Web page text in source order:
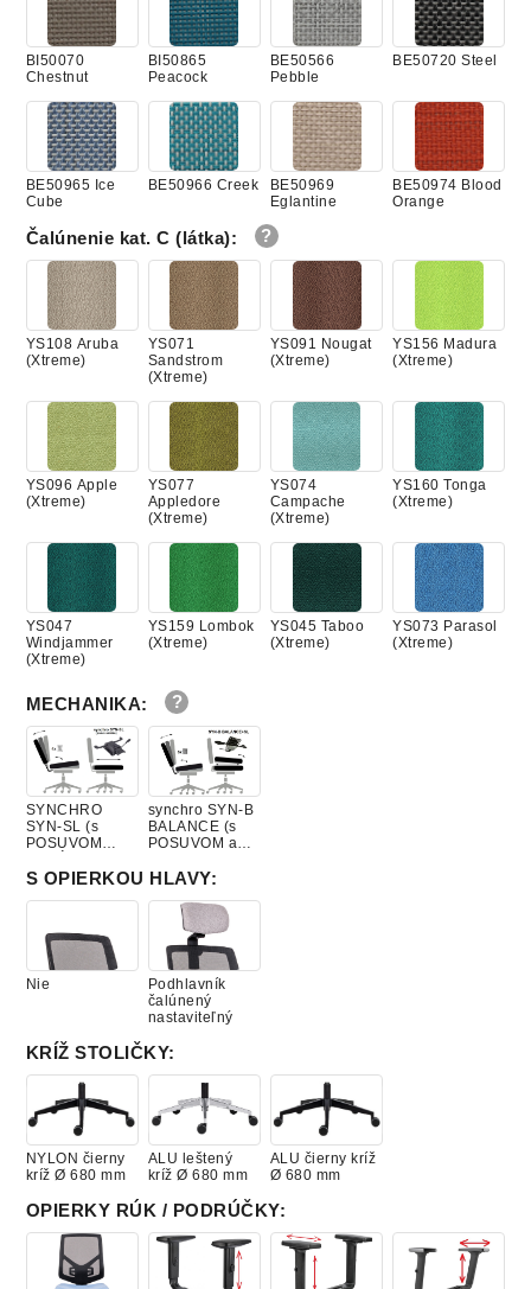
BI50070
Chestnut
BI50865
Peacock
BE50566
Pebble
BE50720 Steel
BE50965 Ice
Cube
BE50966 Creek
BE50969
Eglantine
BE50974 Blood
Orange
Čalúnenie kat. C (látka):
YS108 Aruba
(Xtreme)
YS071
Sandstrom
(Xtreme)
YS091 Nougat
(Xtreme)
YS156 Madura
(Xtreme)
YS096 Apple
(Xtreme)
YS077
Appledore
(Xtreme)
YS074
Campache
(Xtreme)
YS160 Tonga
(Xtreme)
YS047
Windjammer
(Xtreme)
YS159 Lombok
(Xtreme)
YS045 Taboo
(Xtreme)
YS073 Parasol
(Xtreme)
YS035
Honeymoon
(Xtreme)
YS082 Scuba
(Xtreme)
YS095 Steel
YS004
Martinique
(Xtreme)
YS024 Cayman
YS165 Adobo
YS081 Blizzard
YS046
(Xtreme)
YS172 Bonaire
MECHANIKA:
SYNCHRO
SYN-SL (s
POSUVOM
synchro SYN-B
BALANCE (s
POSUVOM a
SEDÁKU)
S OPIERKOU HLAVY:
Nie
Podhlavník
čalúnený
nastaviteľný
KRÍŽ STOLIČKY:
NYLON čierny
kríž Ø 680 mm
ALU leštený
kríž Ø 680 mm
ALU čierny kríž
Ø 680 mm
OPIERKY RÚK / PODRÚČKY: